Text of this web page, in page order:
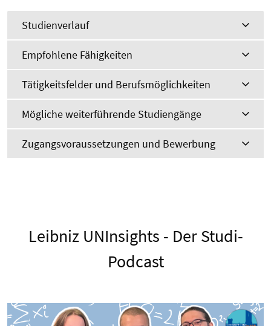
Studienverlauf
Empfohlene Fähigkeiten
Tätigkeitsfelder und Berufsmöglichkeiten
Mögliche weiterführende Studiengänge
Zugangsvoraussetzungen und Bewerbung
Leibniz UNInsights - Der Studi-
Podcast